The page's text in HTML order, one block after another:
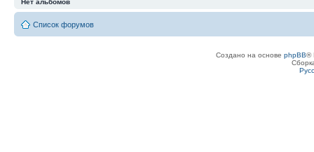
Список форумов
Создано на основе phpBB®